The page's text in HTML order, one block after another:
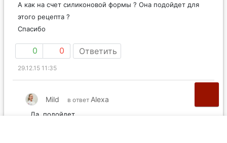
А как на счет силиконовой формы ? Она подойдет для
этого рецепта ?
Спасибо
0 0 Ответить
29.12.15 11:35
Mild в ответ Alexa
Да, подойдет.